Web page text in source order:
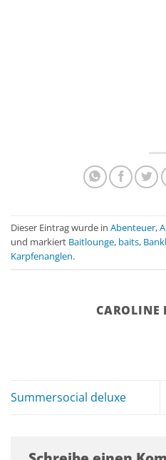
Dieser Eintrag wurde in Abenteuer,
und markiert Baitlounge, baits,
Karpfenanglen.
CAROLINE
Summersocial deluxe